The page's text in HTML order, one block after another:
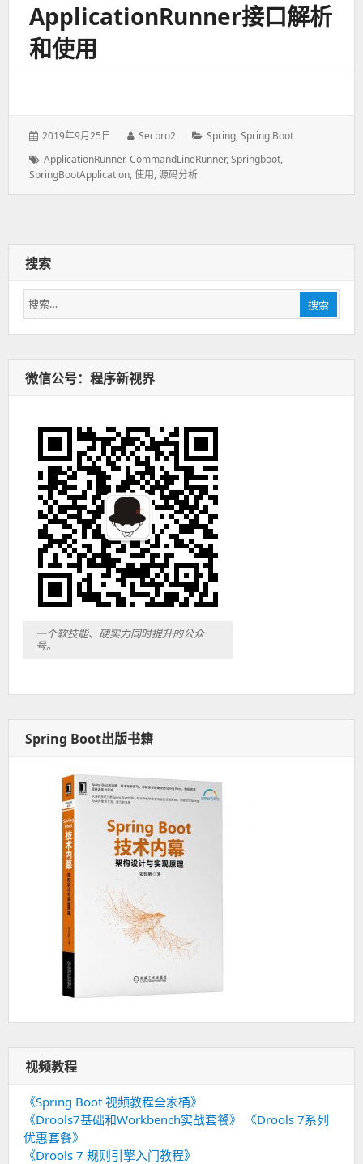
ApplicationRunner接口解析
和使用
发
于：
2019年9月25日
作
Secbro2
分
Spring,Spring Boot
标
签：
ApplicationRunner,CommandLineRunner,Springboot,
SpringBootApplication,使用,源码分析
搜索
搜
索：
搜索
微信公号：程序新视界
一个软技能、硬实力同时提升的公众
号。
Spring Boot出版书籍
视频教程
《Spring Boot 视频教程全家桶》
《Drools7基础和Workbench实战套餐》
《Drools 7系列
优惠套餐》
《Drools 7 规则引擎入门教程》